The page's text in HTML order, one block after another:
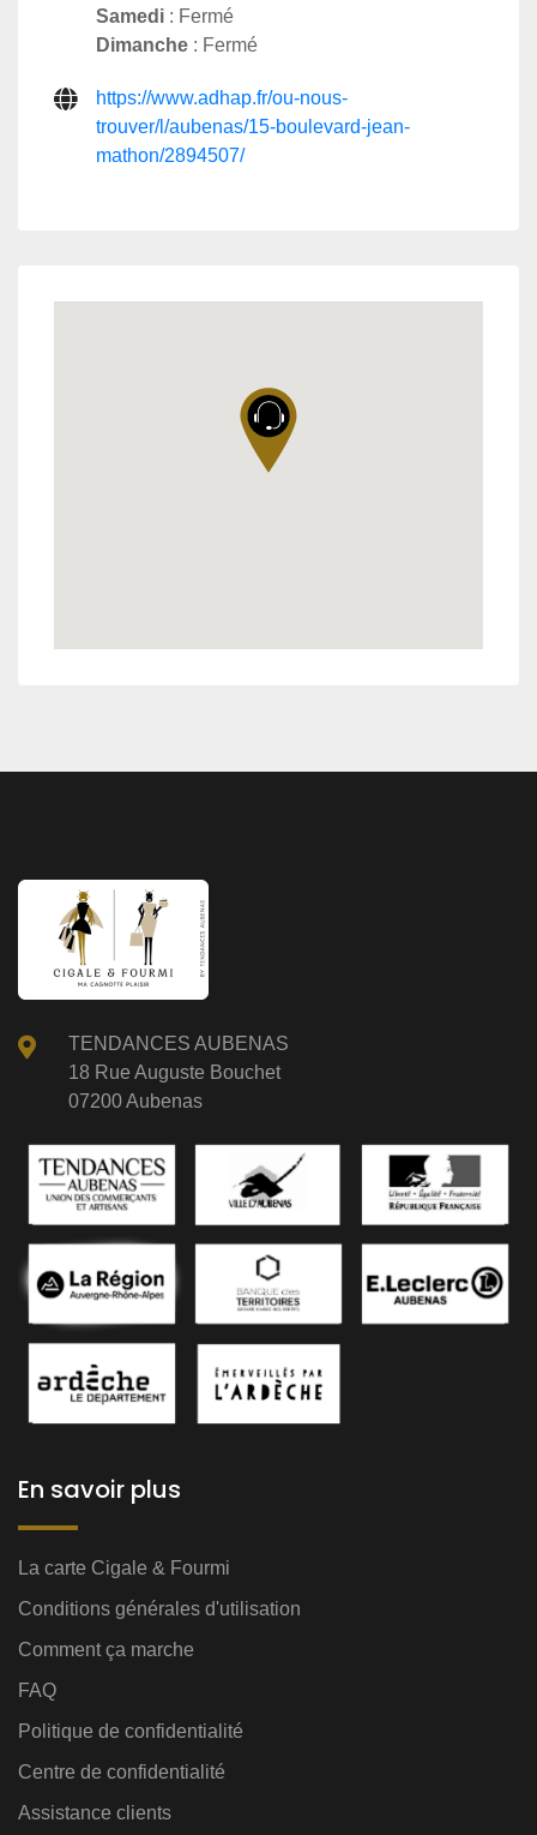
Samedi : Fermé
Dimanche : Fermé
https://www.adhap.fr/ou-nous-
trouver/l/aubenas/15-boulevard-jean-
mathon/2894507/
TENDANCES AUBENAS
18 Rue Auguste Bouchet
07200 Aubenas
En savoir plus
La carte Cigale & Fourmi
Conditions générales d'utilisation
Comment ça marche
FAQ
Politique de confidentialité
Centre de confidentialité
Assistance clients